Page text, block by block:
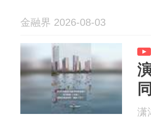
金融界 2026-08-03
潇